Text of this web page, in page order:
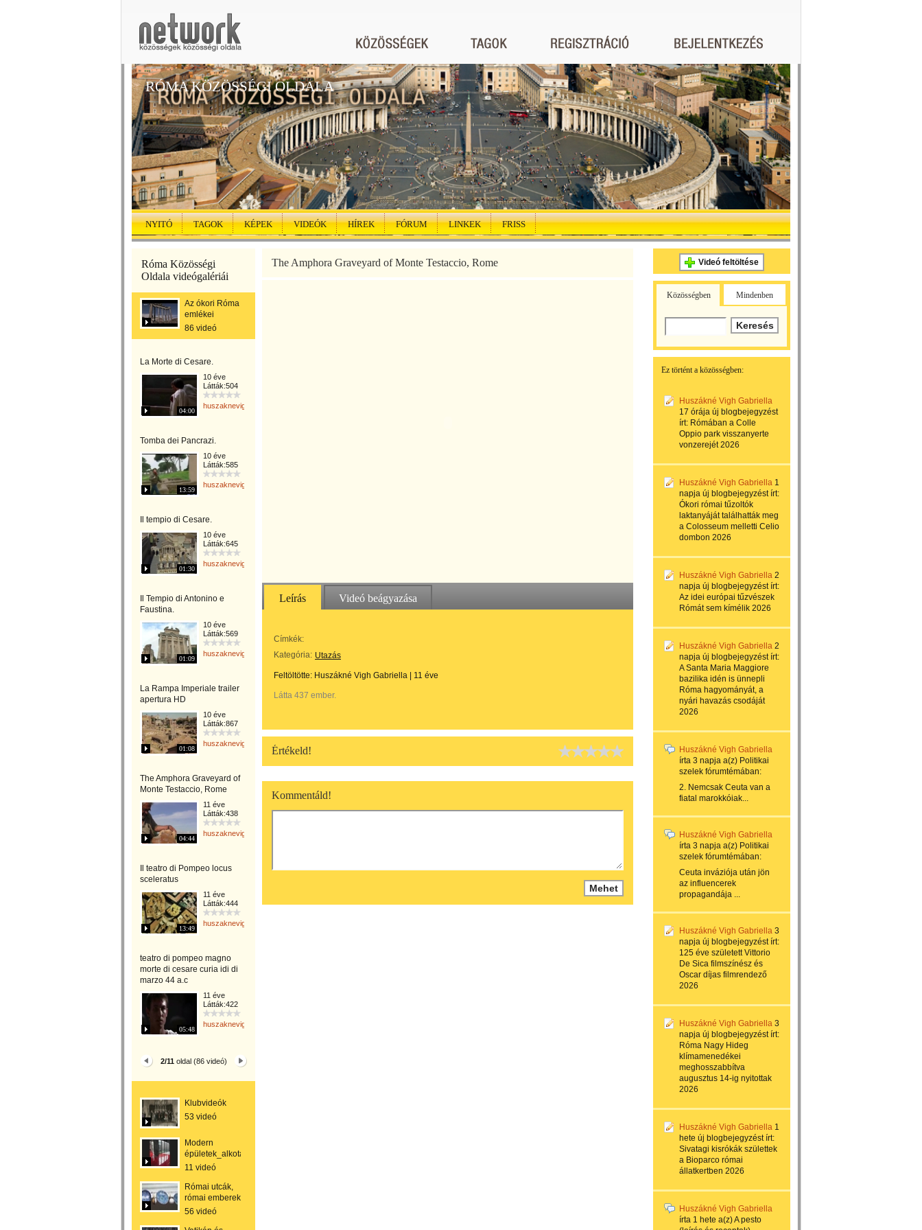
RÓMA KÖZÖSSÉGI OLDALA
NYITÓ TAGOK KÉPEK VIDEÓK HÍREK FÓRUM LINKEK FRISS
Róma Közösségi
Oldala videógalériái
Az ókori Róma
emlékei
86 videó
La Morte di Cesare.
04:00
10 éve
Látták:504
huszaknevighgabriella
Tomba dei Pancrazi.
13:59
10 éve
Látták:585
huszaknevighgabriella
Il tempio di Cesare.
01:30
10 éve
Látták:645
huszaknevighgabriella
Il Tempio di Antonino e
Faustina.
01:09
10 éve
Látták:569
huszaknevighgabriella
La Rampa Imperiale trailer
apertura HD
01:08
10 éve
Látták:867
huszaknevighgabriella
The Amphora Graveyard of
Monte Testaccio, Rome
04:44
11 éve
Látták:438
huszaknevighgabriella
Il teatro di Pompeo locus
sceleratus
13:49
11 éve
Látták:444
huszaknevighgabriella
teatro di pompeo magno
morte di cesare curia idi di
marzo 44 a.c
05:48
11 éve
Látták:422
huszaknevighgabriella
2/11oldal (86 videó)
Klubvideók
53 videó
Modern
épületek_alkotások
11 videó
Római utcák,
római emberek
56 videó
The Amphora Graveyard of Monte Testaccio, Rome
Leírás Videó beágyazása
Címkék:
Kategória: Utazás
Feltöltötte: Huszákné Vigh Gabriella 11 éve
Látta 437 ember.
Értékeld!
Kommentáld!
Videó feltöltése
Közösségben Mindenben
Ez történt a közösségben:
Huszákné Vigh Gabriella
17 órája új blogbejegyzést
írt: Rómában a Colle
Oppio park visszanyerte
vonzerejét 2026
Huszákné Vigh Gabriella 1
napja új blogbejegyzést írt:
Ókori római tűzoltók
laktanyáját találhatták meg
a Colosseum melletti Celio
dombon 2026
Huszákné Vigh Gabriella 2
napja új blogbejegyzést írt:
Az idei európai tűzvészek
Rómát sem kímélik 2026
Huszákné Vigh Gabriella 2
napja új blogbejegyzést írt:
A Santa Maria Maggiore
bazilika idén is ünnepli
Róma hagyományát, a
nyári havazás csodáját
2026
Huszákné Vigh Gabriella
írta 3 napja a(z) Politikai
szelek fórumtémában:
2. Nemcsak Ceuta van a
fiatal marokkóiak...
Huszákné Vigh Gabriella
írta 3 napja a(z) Politikai
szelek fórumtémában:
Ceuta inváziója után jön
az influencerek
propagandája ...
Huszákné Vigh Gabriella 3
napja új blogbejegyzést írt:
125 éve született Vittorio
De Sica filmszínész és
Oscar díjas filmrendező
2026
Huszákné Vigh Gabriella 3
napja új blogbejegyzést írt:
Róma Nagy Hideg
klímamenedékei
meghosszabbítva
augusztus 14-ig nyitottak
2026
Huszákné Vigh Gabriella 1
hete új blogbejegyzést írt:
Sivatagi kisrókák születtek
a Bioparco római
állatkertben 2026
Huszákné Vigh Gabriella
írta 1 hete a(z)A pesto